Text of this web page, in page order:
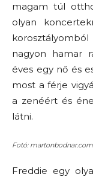
magam túl
olyan
nagyon hamar
éves egy nő és
most a férje
a zenéért és
látni.
Fotó:
Freddie egy